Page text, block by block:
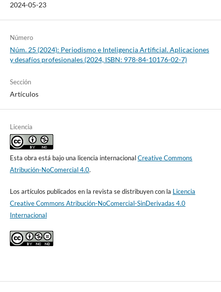
2024-05-23
Número
Núm. 25 (2024): Periodismo e Inteligencia Artificial. Aplicaciones
y desafíos profesionales (2024, ISBN: 978-84-10176-02-7)
Sección
Artículos
Licencia
Esta obra está bajo una licencia internacionalCreative Commons
Atribución-NoComercial 4.0.
Los artículos publicados en la revista se distribuyen con la Licencia
Creative Commons Atribución-NoComercial-SinDerivadas 4.0
Internacional